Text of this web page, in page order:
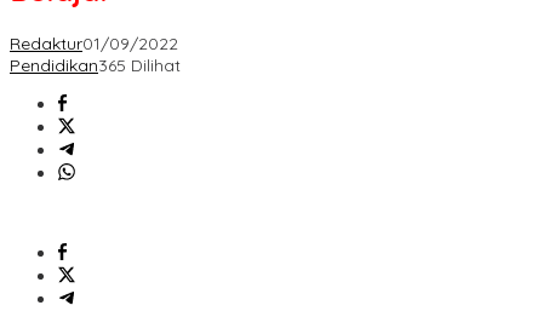
Redaktur01/09/2022
Pendidikan365 Dilihat